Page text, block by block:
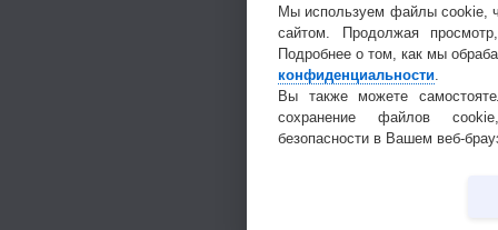
Мы используем файлы cookie,
сайтом. Продолжая
Подробнее о том, как мы
конфиденциальности
Вы также можете
сохранение файлов
безопасности в Вашем веб-